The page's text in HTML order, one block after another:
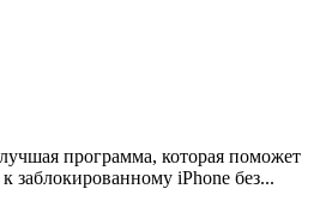
программа, которая поможет
заблокированному iPhone без...